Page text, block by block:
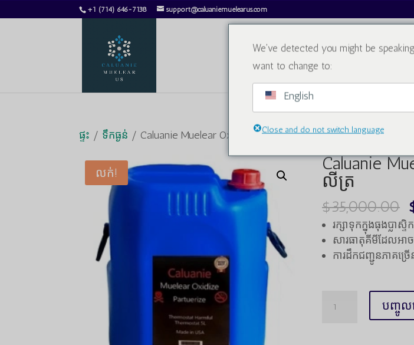
+1 (714) 646-7138 support@caluaniemuelearus.com
ផ្ទះ / ទឹកធ្ងន់ / Caluanie Muelear Oxidize 50L
លក់!
Caluanie
លីត្រ
$35,000.00
រក្សាទុកក្នុងធុងប្លាស្
សារធាតុគីមីដែលអា
ការដឹកជញ្ជូនភាគច្រ
បញ្ចូល
We've detected you might be
want to change to:
English
Close and do not switch language